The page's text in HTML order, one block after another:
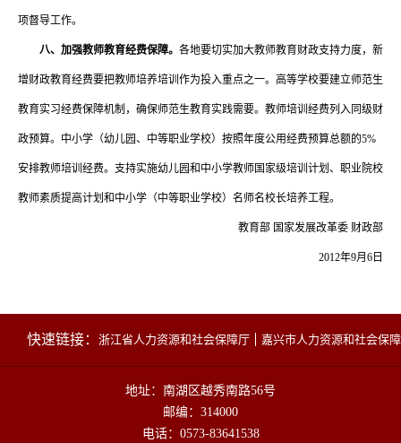
项督导工作。
八、加强教师教育经费保障。 各地要切实加大教师教育财政支持力度，新
增财政教育经费要把教师培养培训作为投入重点之一。高等学校要建立师范生
教育实习经费保障机制，确保师范生教育实践需要。教师培训经费列入同级财
政预算。中小学（幼儿园、中等职业学校）按照年度公用经费预算总额的5%
安排教师培训经费。支持实施幼儿园和中小学教师国家级培训计划、职业院校
教师素质提高计划和中小学（中等职业学校）名师名校长培养工程。
教育部 国家发展改革委 财政部
2012年9月6日
快速链接： 浙江省人力资源和社会保障厅 嘉兴市人力资源和社会保
地址：南湖区越秀南路56号
邮编：314000
电话：0573-83641538